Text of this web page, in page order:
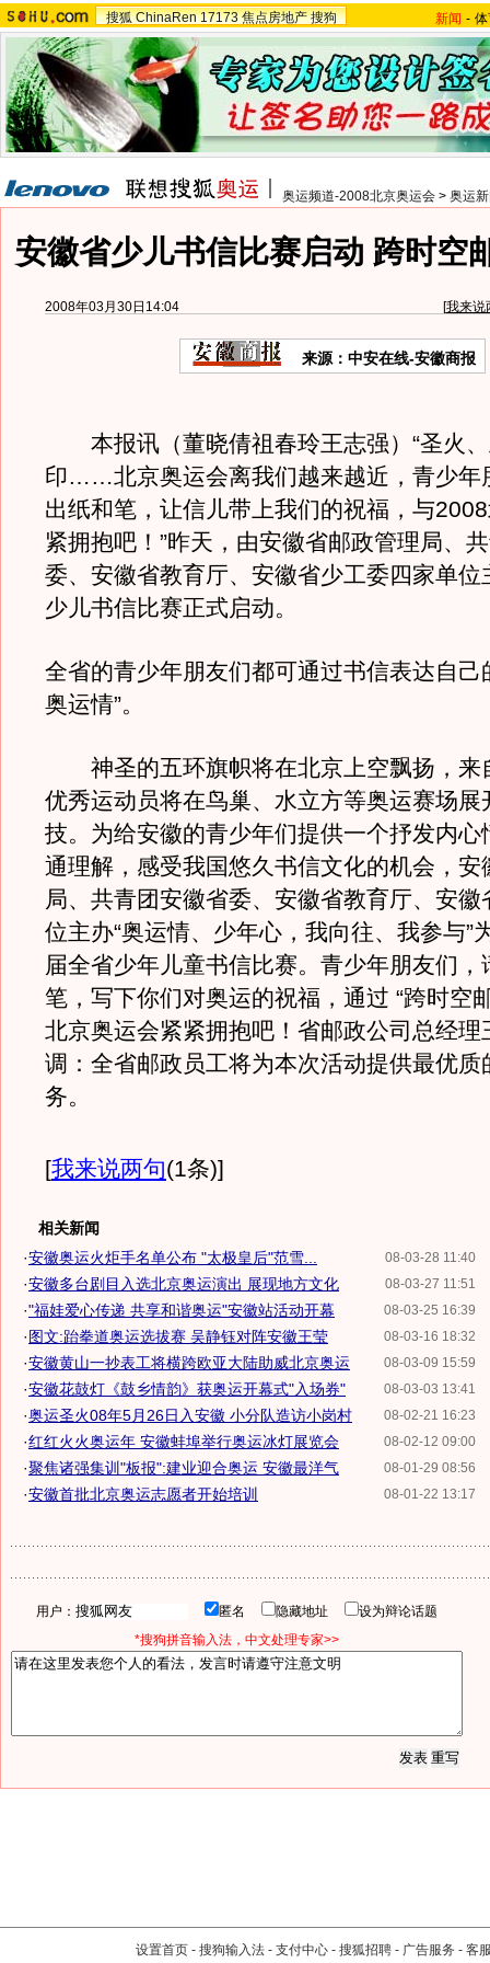
搜狐 ChinaRen 17173 焦点房地产 搜狗 新闻 -
奥运频道-2008北京奥运会 > 奥运
安徽省少儿书信比赛启动 跨时空
2008年03月30日14:04 [我来说
来源：中安在线-安徽商报
本报讯（董晓倩祖春玲王志强）“圣火、
印……北京奥运会离我们越来越近，青少年
出纸和笔，让信儿带上我们的祝福，与
紧拥抱吧！”昨天，由安徽省邮政管理局、
委、安徽省教育厅、安徽省少工委四家单位
少儿书信比赛正式启动。
全省的青少年朋友们都可通过书信表达自己
奥运情”。
神圣的五环旗帜将在北京上空飘扬，来
优秀运动员将在鸟巢、水立方等奥运赛场展
技。为给安徽的青少年们提供一个抒发内心
通理解，感受我国悠久书信文化的机会，安
局、共青团安徽省委、安徽省教育厅、安徽
位主办“奥运情、少年心，我向往、我参与”
届全省少年儿童书信比赛。青少年朋友们，
笔，写下你们对奥运的祝福，通过 “跨时空
北京奥运会紧紧拥抱吧！省邮政公司总经理
调：全省邮政员工将为本次活动提供最优质
务。
[我来说两句(1条)]
相关新闻
08-03-28 11:40
·安徽奥运火炬手名单公布 "太极皇后"范雪...
08-03-27 11:51
·安徽多台剧目入选北京奥运演出 展现地方文化
08-03-25 16:39
·"福娃爱心传递 共享和谐奥运"安徽站活动开幕
08-03-16 18:32
·图文:跆拳道奥运选拔赛 吴静钰对阵安徽王莹
08-03-09 15:59
·安徽黄山一抄表工将横跨欧亚大陆助威北京奥运
08-03-03 13:41
·安徽花鼓灯《鼓乡情韵》获奥运开幕式"入场券"
08-02-21 16:23
·奥运圣火08年5月26日入安徽 小分队造访小岗村
08-02-12 09:00
·红红火火奥运年 安徽蚌埠举行奥运冰灯展览会
08-01-29 08:56
·聚焦诸强集训"板报":建业迎合奥运 安徽最洋气
08-01-22 13:17
·安徽首批北京奥运志愿者开始培训
用户： 匿名 隐藏地址
设为辩论话题
*搜狗拼音输入法，中文处理专家>>
设置首页 - 搜狗输入法 - 支付中心 - 搜狐招聘 - 广告服务 - 客